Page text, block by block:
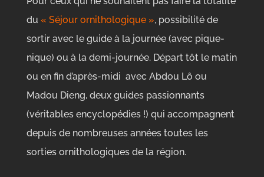
du « Séjour ornithologique », possibilité de
sortir avec le guide à la journée (avec pique-
nique) ou à la demi-journée. Départ tôt le matin
ou en fin d’après-midi avec Abdou Lô ou
Madou Dieng, deux guides passionnants
(véritables encyclopédies !) qui accompagnent
depuis de nombreuses années toutes les
sorties ornithologiques de la région.